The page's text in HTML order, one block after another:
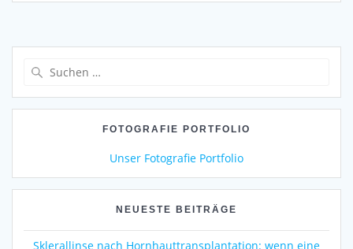
FOTOGRAFIE PORTFOLIO
Unser Fotografie Portfolio
NEUESTE BEITRÄGE
Sklerallinse nach Hornhauttransplantation: wenn eine